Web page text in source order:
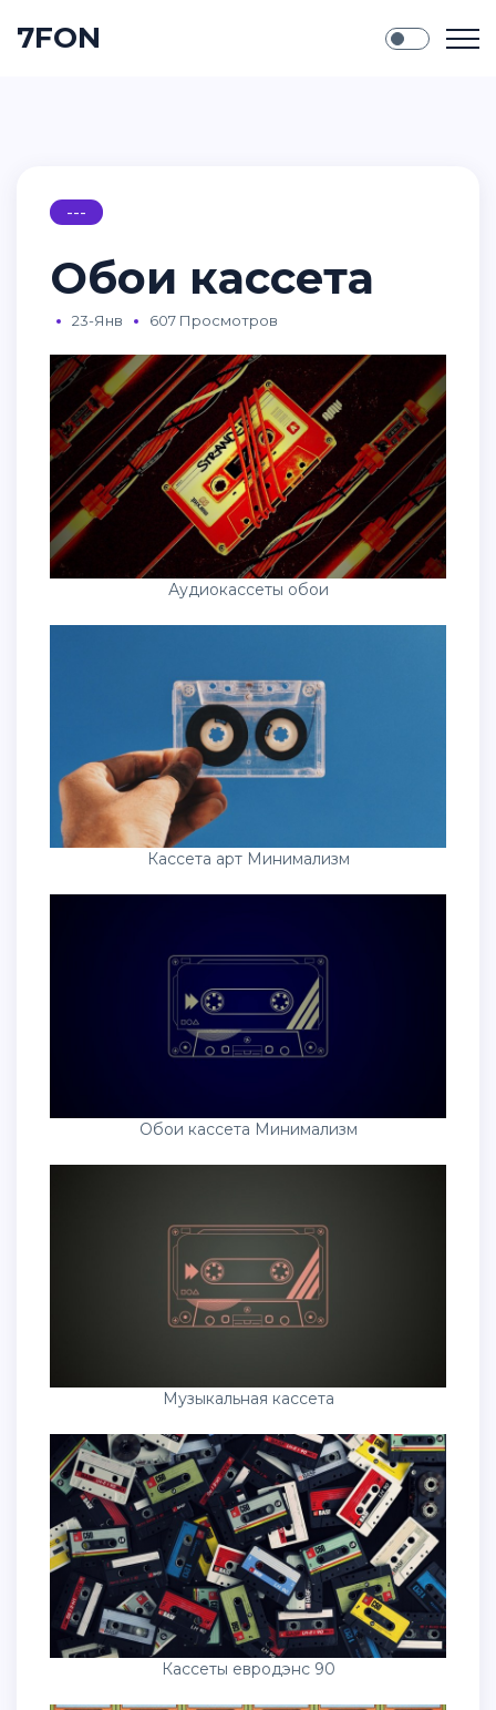
7FON
---
Обои кассета
23-Янв 607 Просмотров
Аудиокассеты обои
Кассета арт Минимализм
Обои кассета Минимализм
Музыкальная кассета
Кассеты евродэнс 90